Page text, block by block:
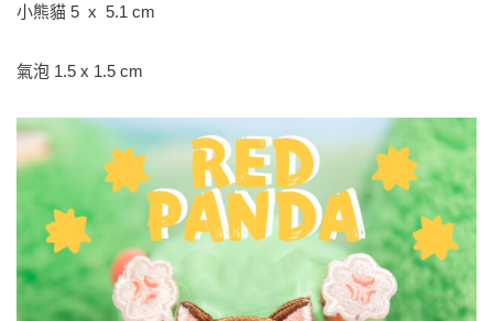
小熊貓 5 x 5.1 cm
氣泡 1.5 x 1.5 cm